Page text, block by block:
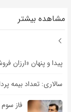
مشاهده بیشتر
پیدا و پنهان «ارزان
سالاری: تعداد بیمه
فاز